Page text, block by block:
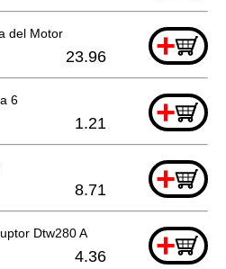
del Motor +
23.96
6 +
1.21
+
8.71
Dtw280 A +
4.36